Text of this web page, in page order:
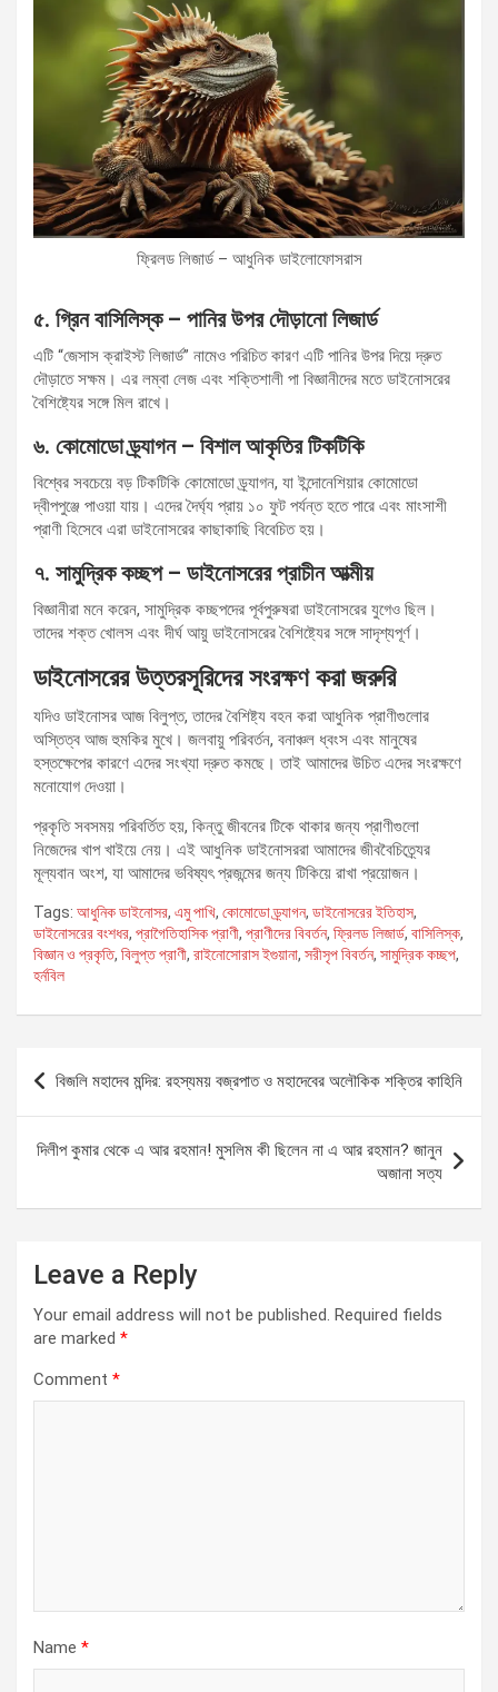
ফ্রিলড লিজার্ড – আধুনিক ডাইলোফোসরাস
৫. গ্রিন বাসিলিস্ক – পানির উপর দৌড়ানো লিজার্ড
এটি “জেসাস ক্রাইস্ট লিজার্ড” নামেও পরিচিত কারণ এটি পানির উপর দিয়ে দ্রুত
দৌড়াতে সক্ষম। এর লম্বা লেজ এবং শক্তিশালী পা বিজ্ঞানীদের মতে ডাইনোসরের
বৈশিষ্ট্যের সঙ্গে মিল রাখে।
৬. কোমোডো ড্র্যাগন – বিশাল আকৃতির টিকটিকি
বিশ্বের সবচেয়ে বড় টিকটিকি কোমোডো ড্র্যাগন, যা ইন্দোনেশিয়ার কোমোডো
দ্বীপপুঞ্জে পাওয়া যায়। এদের দৈর্ঘ্য প্রায় ১০ ফুট পর্যন্ত হতে পারে এবং মাংসাশী
প্রাণী হিসেবে এরা ডাইনোসরের কাছাকাছি বিবেচিত হয়।
৭. সামুদ্রিক কচ্ছপ – ডাইনোসরের প্রাচীন আত্মীয়
বিজ্ঞানীরা মনে করেন, সামুদ্রিক কচ্ছপদের পূর্বপুরুষরা ডাইনোসরের যুগেও ছিল।
তাদের শক্ত খোলস এবং দীর্ঘ আয়ু ডাইনোসরের বৈশিষ্ট্যের সঙ্গে সাদৃশ্যপূর্ণ।
ডাইনোসরের উত্তরসূরিদের সংরক্ষণ করা জরুরি
যদিও ডাইনোসর আজ বিলুপ্ত, তাদের বৈশিষ্ট্য বহন করা আধুনিক প্রাণীগুলোর
অস্তিত্ব আজ হুমকির মুখে। জলবায়ু পরিবর্তন, বনাঞ্চল ধ্বংস এবং মানুষের
হস্তক্ষেপের কারণে এদের সংখ্যা দ্রুত কমছে। তাই আমাদের উচিত এদের সংরক্ষণে
মনোযোগ দেওয়া।
প্রকৃতি সবসময় পরিবর্তিত হয়, কিন্তু জীবনের টিকে থাকার জন্য প্রাণীগুলো
নিজেদের খাপ খাইয়ে নেয়। এই আধুনিক ডাইনোসররা আমাদের জীববৈচিত্র্যের
মূল্যবান অংশ, যা আমাদের ভবিষ্যৎ প্রজন্মের জন্য টিকিয়ে রাখা প্রয়োজন।
Tags: আধুনিক ডাইনোসর, এমু পাখি, কোমোডো ড্র্যাগন, ডাইনোসরের ইতিহাস,
ডাইনোসরের বংশধর, প্রাগৈতিহাসিক প্রাণী, প্রাণীদের বিবর্তন, ফ্রিলড লিজার্ড, বাসিলিস্ক,
বিজ্ঞান ও প্রকৃতি, বিলুপ্ত প্রাণী, রাইনোসোরাস ইগুয়ানা, সরীসৃপ বিবর্তন, সামুদ্রিক কচ্ছপ,
হর্নবিল
Post
navigation
বিজলি মহাদেব মন্দির: রহস্যময় বজ্রপাত ও মহাদেবের অলৌকিক শক্তির কাহিনি
দিলীপ কুমার থেকে এ আর রহমান! মুসলিম কী ছিলেন না এ আর রহমান? জানুন
অজানা সত্য
Leave a Reply
Your email address will not be published. Required fields
are marked *
Comment *
Name *